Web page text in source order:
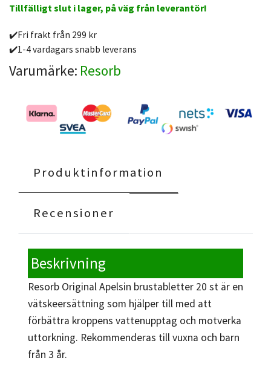
Tillfälligt slut i lager, på väg från leverantör!
✔️Fri frakt från 299 kr
✔️1-4 vardagars snabb leverans
Varumärke: Resorb
Produktinformation
Recensioner
Beskrivning
Resorb Original Apelsin brustabletter 20 st är en
vätskeersättning som hjälper till med att
förbättra kroppens vattenupptag och motverka
uttorkning. Rekommenderas till vuxna och barn
från 3 år.